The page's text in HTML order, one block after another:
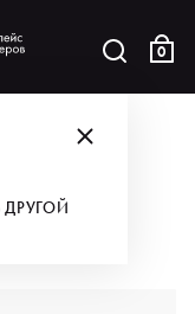
0
ДРУГОЙ